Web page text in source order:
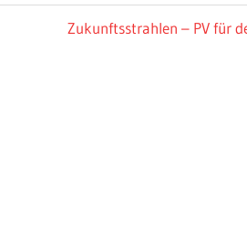
Nächster
Zukunftsstrahlen – PV für